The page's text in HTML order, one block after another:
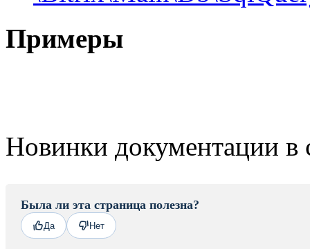
Примеры
Новинки документации в
Была ли эта страница полезна?
Да Нет